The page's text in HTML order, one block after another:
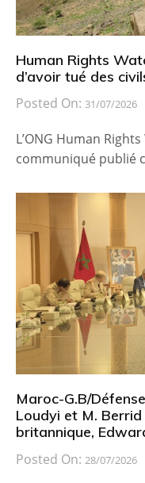
Human Rights
d’avoir tué des
Posted On: 31/07/2026
L’ONG Human
communiqué publié
Maroc-G.B/
Loudyi et M.
britannique,
Posted On: 28/07/2026